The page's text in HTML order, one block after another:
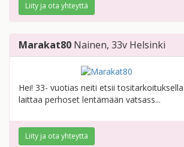
Liity ja ota yhteyttä
Marakat80 Nainen, 33v Helsinki
Hei! 33- vuotias neiti etsii
laittaa perhoset lentämään vatsass...
Liity ja ota yhteyttä